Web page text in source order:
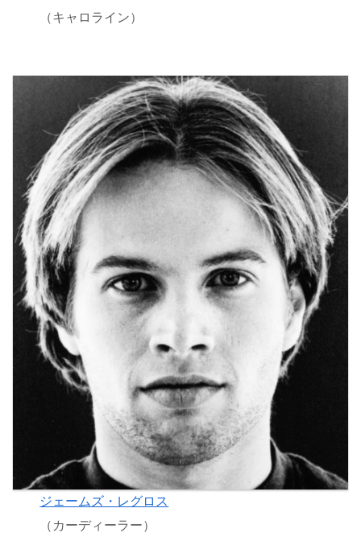
（キャロライン）
ジェームズ・レグロス
（カーディーラー）